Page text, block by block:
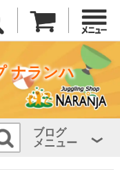
ナランハ
ブログ
メニュー